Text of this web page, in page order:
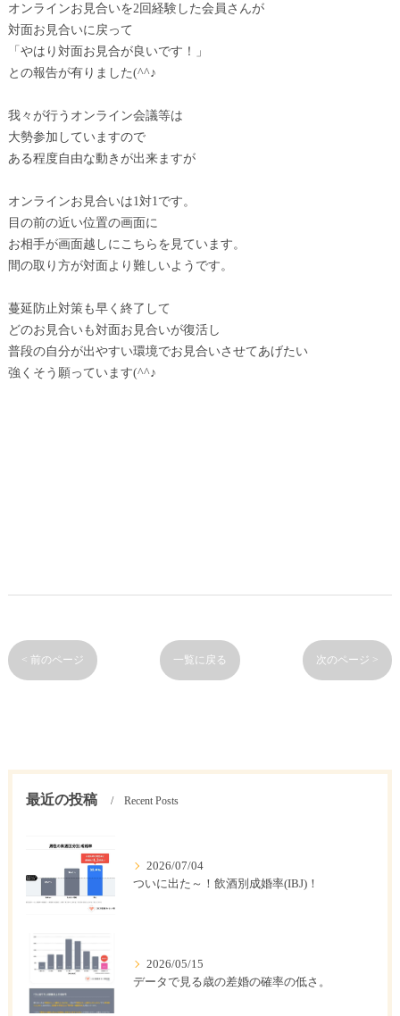
オンラインお見合いを2回経験した会員さんが
対面お見合いに戻って
「やはり対面お見合が良いです！」
との報告が有りました(^^♪
我々が行うオンライン会議等は
大勢参加していますので
ある程度自由な動きが出来ますが
オンラインお見合いは1対1です。
目の前の近い位置の画面に
お相手が画面越しにこちらを見ています。
間の取り方が対面より難しいようです。
蔓延防止対策も早く終了して
どのお見合いも対面お見合いが復活し
普段の自分が出やすい環境でお見合いさせてあげたい
強くそう願っています(^^♪
< 前のページ 一覧に戻る 次のページ >
最近の投稿 Recent Posts
2026/07/04
ついに出た～！飲酒別成婚率(IBJ)！
2026/05/15
データで見る歳の差婚の確率の低さ。